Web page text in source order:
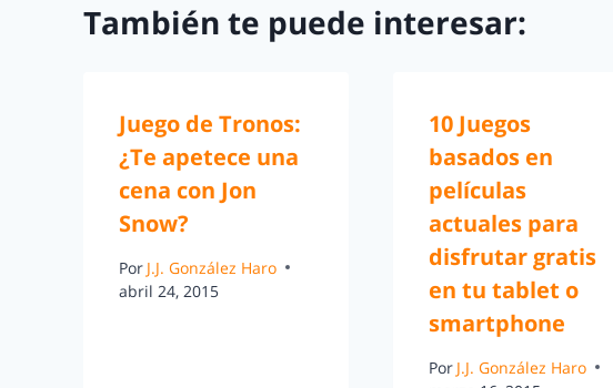
También te puede interesar:
Juego de Tronos:
¿Te apetece una
cena con Jon
Snow?
Por J.J. González Haro
abril 24, 2015
10 Juegos
basados en
películas
actuales para
disfrutar gratis
en tu tablet o
smartphone
Por J.J. González Haro